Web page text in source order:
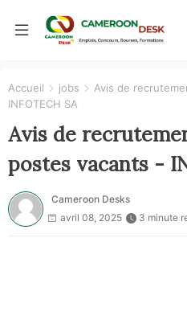
Accueil jobs
Avis de
INFOTECH SA
Avis de
postes vacants -
Cameroon Desks
avril 08, 2025
3 minute